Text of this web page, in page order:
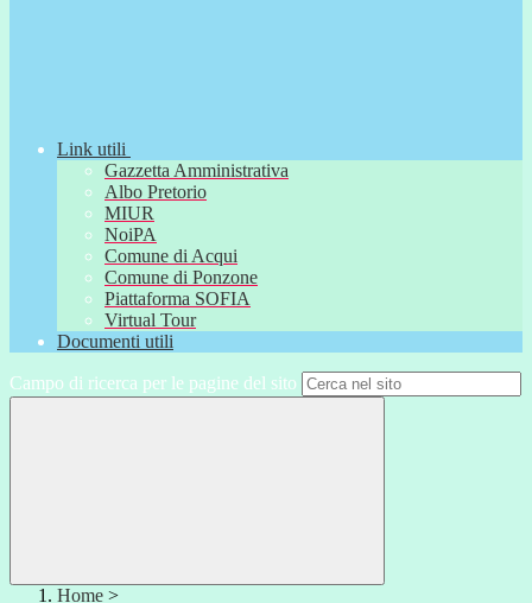
Link utili
Gazzetta Amministrativa
Albo Pretorio
MIUR
NoiPA
Comune di Acqui
Comune di Ponzone
Piattaforma SOFIA
Virtual Tour
Documenti utili
Campo di ricerca per le pagine del sito
Home >